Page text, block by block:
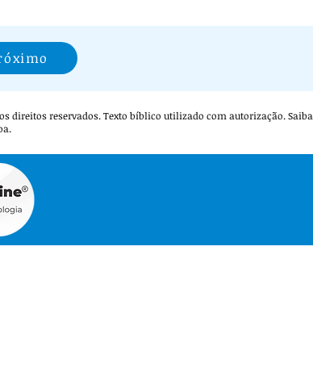
direitos reservados. Texto bíblico utilizado com autorização. Saiba